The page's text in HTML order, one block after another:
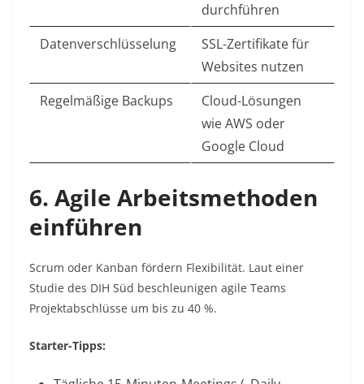
durchführen
Datenverschlüsselung
SSL-Zertifikate für
Websites nutzen
Regelmäßige Backups
Cloud-Lösungen
wie AWS oder
Google Cloud
6. Agile Arbeitsmethoden
einführen
Scrum oder Kanban fördern Flexibilität. Laut einer
Studie des DIH Süd beschleunigen agile Teams
Projektabschlüsse um bis zu 40 %.
Starter-Tipps: